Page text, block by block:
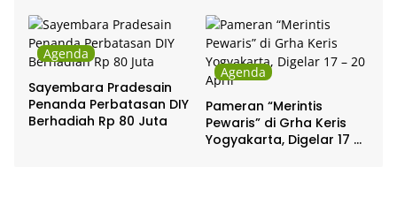
Agenda
Sayembara Pradesain
Penanda Perbatasan DIY
Berhadiah Rp 80 Juta
Agenda
Pameran “Merintis
Pewaris” di Grha Keris
Yogyakarta, Digelar 17 –